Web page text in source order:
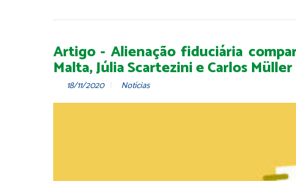
Artigo - Alienação fiduciária
Malta, Júlia Scartezini e Carlos Müller
18/11/2020 Notícias